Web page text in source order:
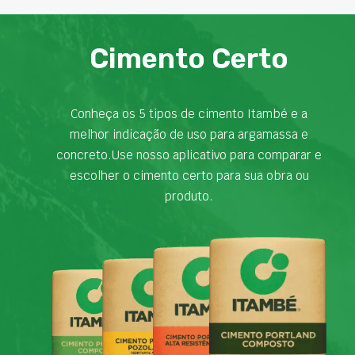
Cimento Certo
Conheça os 5 tipos de cimento Itambé e a
melhor indicação de uso para argamassa e
concreto.Use nosso aplicativo para comparar e
escolher o cimento certo para sua obra ou
produto.